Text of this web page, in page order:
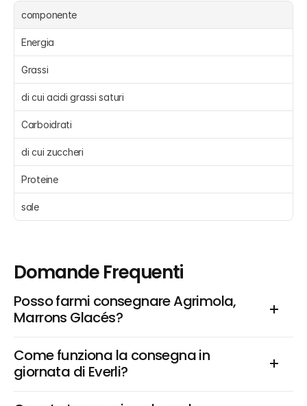
componente
Energia
Grassi
di cui acidi grassi saturi
Carboidrati
di cui zuccheri
Proteine
sale
Domande Frequenti
Posso farmi consegnare Agrimola,
Marrons Glacés?
Come funziona la consegna in
giornata di Everli?